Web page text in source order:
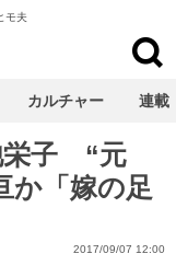
モ夫
栄子 “元
か「嫁の足
2017/09/07 12:00
カルチャー 連載